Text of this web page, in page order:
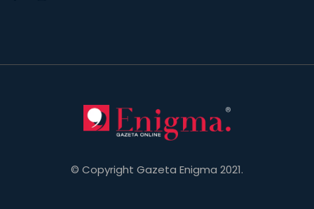
© Copyright Gazeta Enigma 2021.